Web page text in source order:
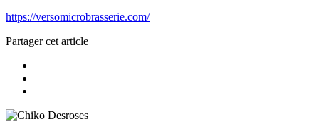
https://versomicrobrasserie.com/
Partager cet article